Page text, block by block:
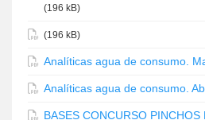
(196 kB)
(196 kB)
Analíticas agua de consumo.
Analíticas agua de consumo.
BASES CONCURSO PINCHOS